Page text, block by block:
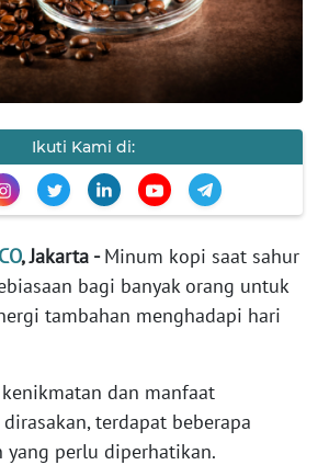
Ikuti Kami di:
, Jakarta -Minum kopi saat sahur
bagi banyak orang untuk
tambahan menghadapi hari
dan manfaat
terdapat beberapa
yang perlu diperhatikan.